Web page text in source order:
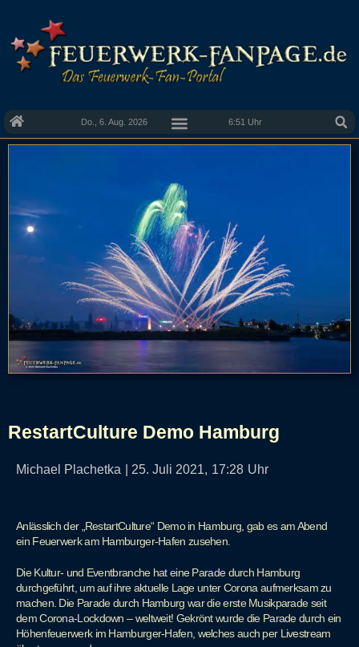
Do., 6. Aug. 2026 6:51 Uhr
RestartCulture Demo Hamburg
Michael Plachetka 25. Juli 2021, 17:28 Uhr
Anlässlich der „RestartCulture“ Demo in Hamburg, gab es am Abend
ein Feuerwerk am Hamburger-Hafen zusehen.
Die Kultur- und Eventbranche hat eine Parade durch Hamburg
durchgeführt, um auf ihre aktuelle Lage unter Corona aufmerksam zu
machen. Die Parade durch Hamburg war die erste Musikparade seit
dem Corona-Lockdown – weltweit! Gekrönt wurde die Parade durch ein
Höhenfeuerwerk im Hamburger-Hafen, welches auch per Livestream